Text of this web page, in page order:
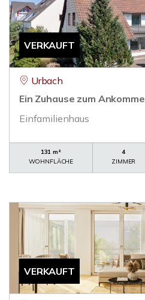
VERKAUFT
Urbach
Ein Zuhause zum
Einfamilienhaus
131 m²
WOHNFLÄCHE
4
ZIMMER
VERKAUFT